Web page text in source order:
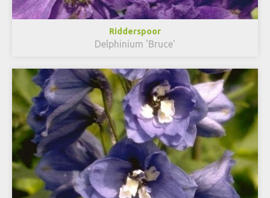
Ridderspoor
Delphinium 'Bruce'